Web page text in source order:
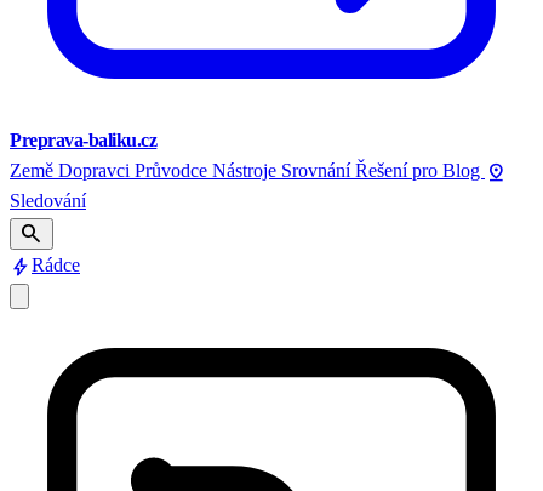
Preprava-baliku.cz
Země Dopravci Průvodce Nástroje Srovnání Řešení pro Blog pin_drop
Sledování
search
boltRádce